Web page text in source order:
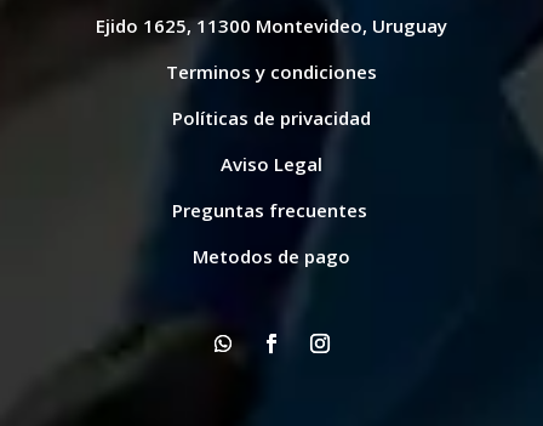
Ejido 1625, 11300 Montevideo, Uruguay
Terminos y condiciones
Políticas de privacidad
Aviso Legal
Preguntas frecuentes
Metodos de pago